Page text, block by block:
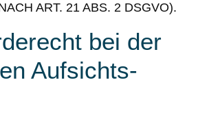
ART. 21 ABS. 2 DSGVO).
bei der
Aufsichts­